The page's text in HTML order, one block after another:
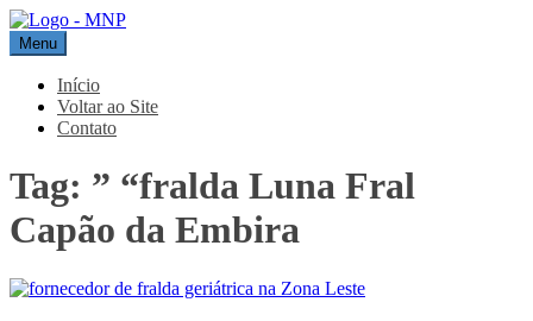
Pular
para
o
conteúdo
MNP
Blog
Menu
Início
Voltar ao Site
Contato
Tag: ” “fralda Luna Fral
Capão da Embira